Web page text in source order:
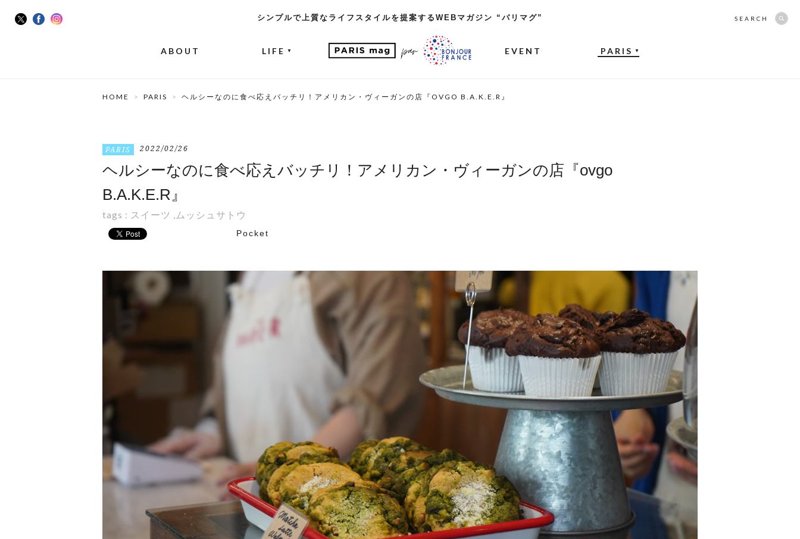
シンプルで上質なライフスタイルを提案するWEBマガジン “パリマグ”
ABOUT LIFE ▼ EVENT PARIS ▼
SEARCH
HOME PARIS ヘルシーなのに食べ応えバッチリ！アメリカン・ヴィーガンの店『OVGO B.A.K.E.R』
PARIS 2022/02/26
ヘルシーなのに食べ応えバッチリ！アメリカン・ヴィーガンの店『ovgo
B.A.K.E.R』
tags : スイーツ , ムッシュサトウ
Pocket